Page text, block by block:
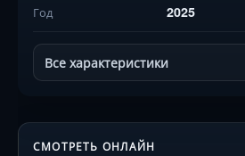
Год 2025
Все характеристики
СМОТРЕТЬ ОНЛАЙН